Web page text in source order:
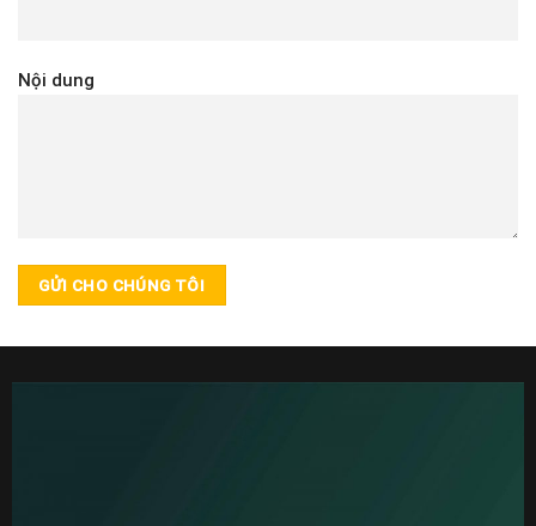
Nội dung